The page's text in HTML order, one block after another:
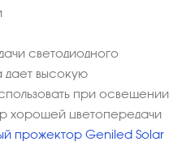
светодиодного
дает высокую
при освещении
хорошей цветопередачи
прожектор Geniled Solar